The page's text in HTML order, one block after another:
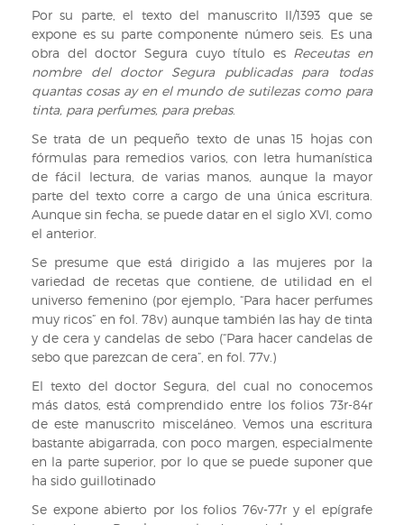
fuego.
II/657,
24r
Por su parte, el texto del manuscrito II/1393 que se
expone es su parte componente número seis. Es una
obra del doctor Segura cuyo título es Receutas en
nombre del doctor Segura publicadas para todas
quantas cosas ay en el mundo de sutilezas como para
tinta, para perfumes, para prebas.
Se trata de un pequeño texto de unas 15 hojas con
fórmulas para remedios varios, con letra humanística
de fácil lectura, de varias manos, aunque la mayor
parte del texto corre a cargo de una única escritura.
Aunque sin fecha, se puede datar en el siglo XVI, como
el anterior.
Se presume que está dirigido a las mujeres por la
variedad de recetas que contiene, de utilidad en el
universo femenino (por ejemplo, “Para hacer perfumes
muy ricos” en fol. 78v) aunque también las hay de tinta
y de cera y candelas de sebo (“Para hacer candelas de
sebo que parezcan de cera”, en fol. 77v.)
El texto del doctor Segura, del cual no conocemos
más datos, está comprendido entre los folios 73r-84r
de este manuscrito misceláneo. Vemos una escritura
bastante abigarrada, con poco margen, especialmente
en la parte superior, por lo que se puede suponer que
ha sido guillotinado
Se expone abierto por los folios 76v-77r y el epígrafe